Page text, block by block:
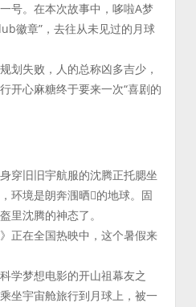
号。在本次故事中，哆啦A梦
徽章”，去往从未见过的月球
划失败，人的总称凶多吉少，
开心麻糖终于要来一次“喜剧的
穿旧旧宇航服的沈腾正托腮坐
环境是朗奔涠晒的地球。固
里沈腾的神态了。
正在全国热映中，这个暑假来
学梦想电影的开山祖幕友之
坐宇宙舱旅行到月球上，被一